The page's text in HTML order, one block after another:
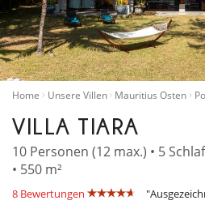
Home Unsere Villen Mauritius Osten
VILLA TIARA
10 Personen (12 max.) • 5
• 550 m²
8 Bewertungen